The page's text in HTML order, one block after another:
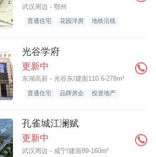
武汉周边 - 鄂州
普通住宅 花园洋房 地铁沿线
光谷学府
更新中
东湖高新 - 光谷东/建面110.6-278m²
普通住宅 品牌房企 投资地产
孔雀城江澜赋
更新中
武汉周边 - 咸宁/建面89-160m²